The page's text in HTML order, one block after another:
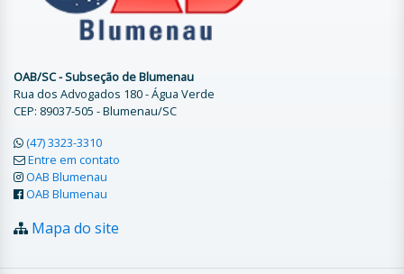
OAB/SC - Subseção de Blumenau
Rua dos Advogados 180 - Água Verde
CEP: 89037-505 - Blumenau/SC
(47) 3323-3310
Entre em contato
OAB Blumenau
OAB Blumenau
Mapa do site